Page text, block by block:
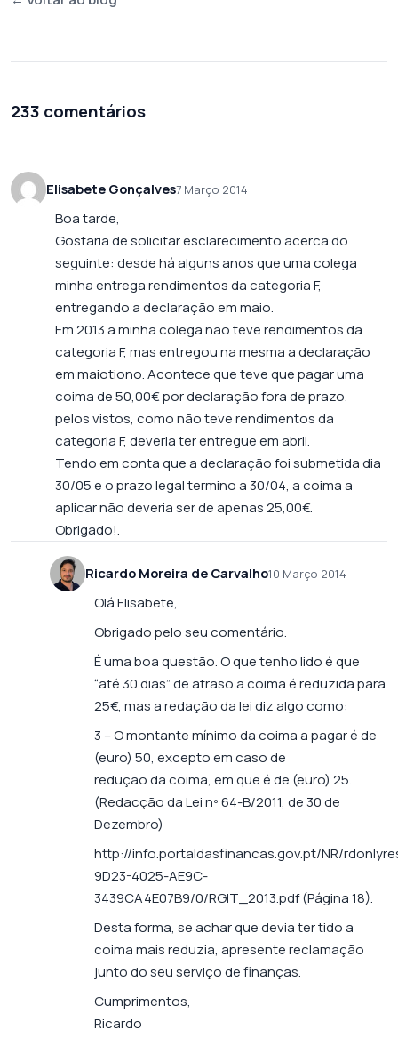
233 comentários
Elisabete Gonçalves7 Março 2014
Boa tarde,
Gostaria de solicitar esclarecimento acerca do
seguinte: desde há alguns anos que uma colega
minha entrega rendimentos da categoria F,
entregando a declaração em maio.
Em 2013 a minha colega não teve rendimentos da
categoria F, mas entregou na mesma a declaração
em maiotiono. Acontece que teve que pagar uma
coima de 50,00€ por declaração fora de prazo.
pelos vistos, como não teve rendimentos da
categoria F, deveria ter entregue em abril.
Tendo em conta que a declaração foi submetida dia
30/05 e o prazo legal termino a 30/04, a coima a
aplicar não deveria ser de apenas 25,00€.
Obrigado!.
Ricardo Moreira de Carvalho10 Março 2014
Olá Elisabete,
Obrigado pelo seu comentário.
É uma boa questão. O que tenho lido é que
“até 30 dias” de atraso a coima é reduzida para
25€, mas a redação da lei diz algo como:
3 – O montante mínimo da coima a pagar é de
(euro) 50, excepto em caso de
redução da coima, em que é de (euro) 25.
(Redacção da Lei nº 64-B/2011, de 30 de
Dezembro)
http://info.portaldasfinancas.gov.pt/NR/
9D23-4025-AE9C-
3439CA4E07B9/0/RGIT_2013.pdf(Página 18).
Desta forma, se achar que devia ter tido a
coima mais reduzia, apresente reclamação
junto do seu serviço de finanças.
Cumprimentos,
Ricardo